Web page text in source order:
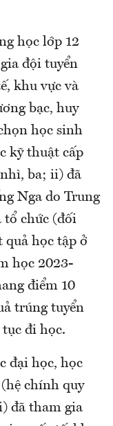
học lớp 12
đội tuyển
khu vực và
bạc, huy
học sinh
kỹ thuật cấp
ba; ii) đã
Nga do Trung
tổ chức (đối
quả học tập ở
học 2023-
điểm 10
trúng tuyển
đi học.
đại học, học
chính quy
đã tham gia